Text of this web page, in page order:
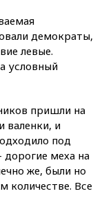
демократы,
левые.
условный
пришли на
валенки, и
под
меха на
же, были но
количестве. Все